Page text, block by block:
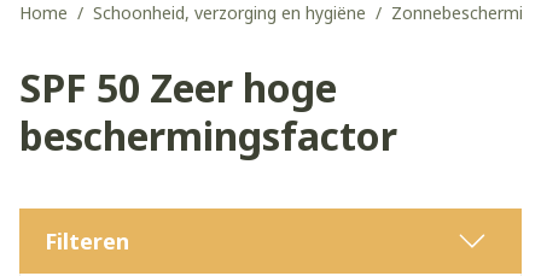
Home / Schoonheid, verzorging en hygiëne / Zonnebescherming
SPF 50 Zeer hoge
beschermingsfactor
Filteren